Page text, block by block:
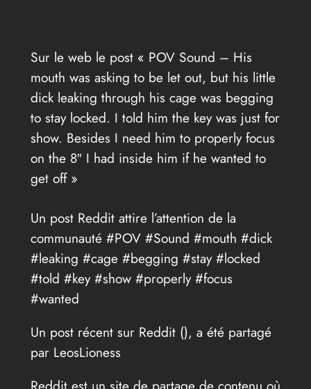
Sur le web le post « POV Sound – His
mouth was asking to be let out, but his little
dick leaking through his cage was begging
to stay locked. I told him the key was just for
show. Besides I need him to properly focus
on the 8″ I had inside him if he wanted to
get off »
Un post Reddit attire l’attention de la
communauté #POV #Sound #mouth #dick
#leaking #cage #begging #stay #locked
#told #key #show #properly #focus
#wanted
Un post récent sur Reddit (), a été partagé
par LeosLioness